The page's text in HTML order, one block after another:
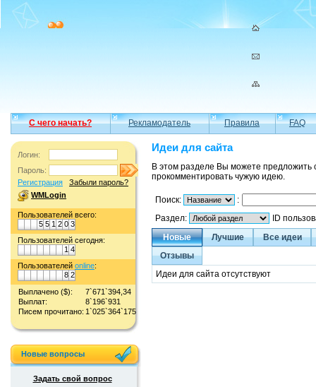
С чего начать? Рекламодатель Правила FAQ
Логин:
Пароль:
Регистрация
Забыли пароль?
WMLogin
Пользователей всего:
5 5 1 2 0 3
Пользователей сегодня:
1 4
Пользователей online:
8 2
Выплачено ($):
7`671`394,34
Выплат:
8`196`931
Писем прочитано: 1`025`364`175
Новые вопросы
Задать свой вопрос
Идеи для сайта
В этом разделе Вы можете
прокомментировать чужую идею.
Поиск:
:
Раздел:
ID
Новые
Лучшие
Все идеи
Отзывы
Идеи для сайта отсутствуют